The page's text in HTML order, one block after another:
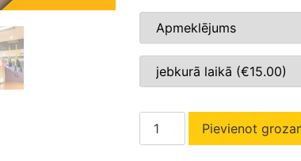
Pievienot